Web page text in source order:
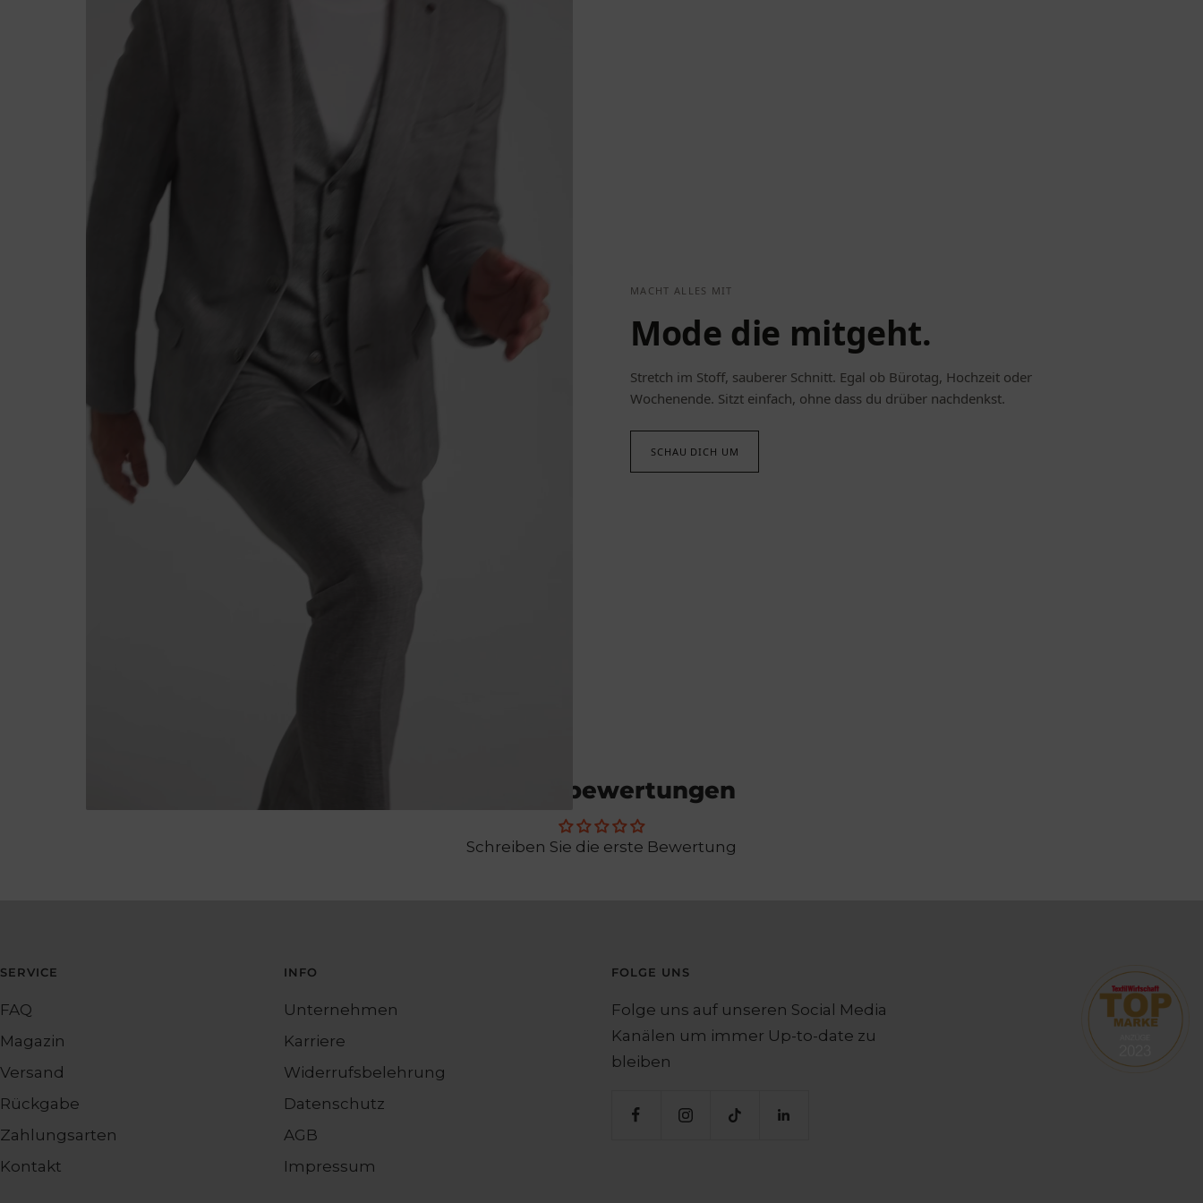
MACHT ALLES MIT
Mode die mitgeht.
Stretch im Stoff, sauberer Schnitt. Egal ob Bürotag, Hochzeit oder
Wochenende. Sitzt einfach, ohne dass du drüber nachdenkst.
SCHAU DICH UM
Kundenbewertungen
Schreiben Sie die erste Bewertung
SERVICE
FAQ
Magazin
Versand
Rückgabe
Zahlungsarten
Kontakt
INFO
Unternehmen
Karriere
Widerrufsbelehrung
Datenschutz
AGB
Impressum
FOLGE UNS
Folge uns auf unseren Social Media
Kanälen um immer Up-to-date zu
bleiben